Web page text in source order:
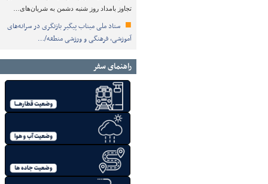
تجاوز بامداد روز شنبه دشمن به شریان‌های…
ستاد ملی میناب پیگیر بازنگری در سرانه‌های
آموزشی، فرهنگی و ورزشی منطقه/…
راهنمای سفر